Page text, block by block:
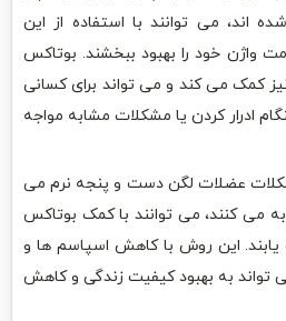
اند، می توانند با استفاده از این
واژن خود را بهبود ببخشند. بوتاکس
کمک می کند و می تواند برای کسانی
ادرار کردن یا مشکلات مشابه مواجه
مشکلات عضلات لگن دست و پنجه نرم می
می کنند، می توانند با کمک بوتاکس
این روش با کاهش اسپاسم ها و
تواند به بهبود کیفیت زندگی و کاهش